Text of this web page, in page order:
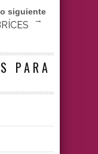
siguiente
→
PARA